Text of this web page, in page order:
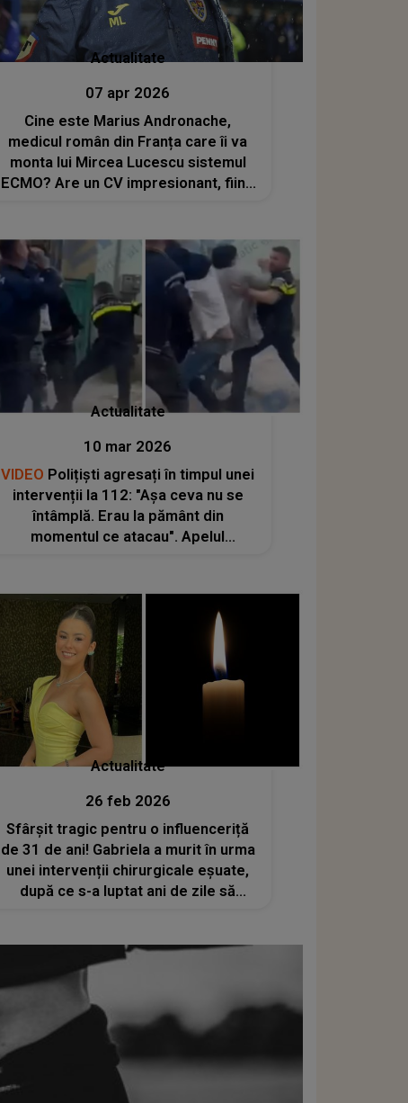
Actualitate
07 apr 2026
Cine este Marius Andronache,
medicul român din Franța care îi va
monta lui Mircea Lucescu sistemul
ECMO? Are un CV impresionant, fiind
Actualitate
10 mar 2026
VIDEO Polițiști agresați în timpul unei
intervenții la 112: "Așa ceva nu se
întâmplă. Erau la pământ din
momentul ce atacau". Apelul
amenințarea unui polițist în..."
Actualitate
26 feb 2026
Sfârșit tragic pentru o influenceriță
de 31 de ani! Gabriela a murit în urma
unei intervenții chirurgicale eșuate,
după ce s-a luptat ani de zile să